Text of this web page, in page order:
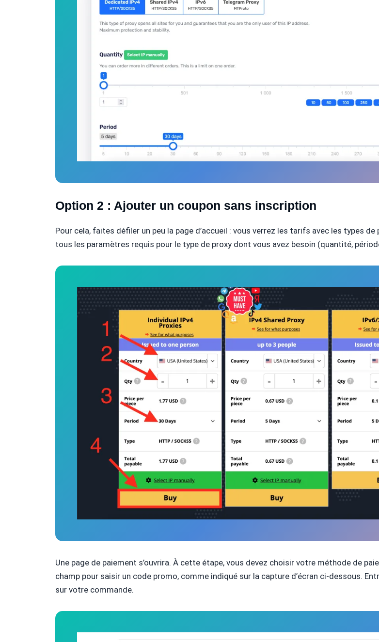
Option 2 : Ajouter un coupon sans inscription
Pour cela, faites défiler un peu la page d’accueil : vous verrez les tarifs avec les types
tous les paramètres requis pour le type de proxy dont vous avez besoin (quantité,
Une page de paiement s’ouvrira. À cette étape, vous devez choisir votre méthode de
champ pour saisir un code promo, comme indiqué sur la capture d’écran ci-dessous.
sur votre commande.